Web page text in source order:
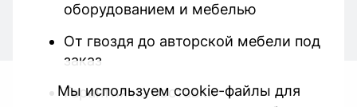
оборудованием и мебелью
От гвоздя до авторской мебели под
заказ
Гарантия на поставки